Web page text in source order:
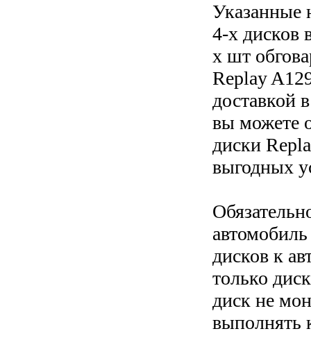
Указанные
4-х дисков
х шт
Replay
доставкой
вы можете
диски
выгодных
дисков к
только
диск не
выполнять